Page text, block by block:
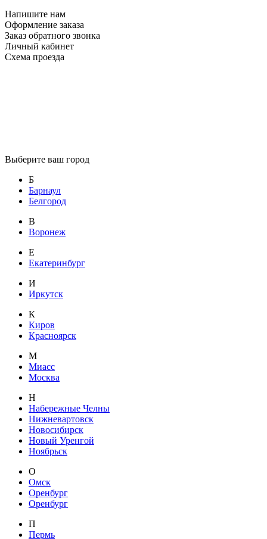
Напишите нам
Оформление заказа
Заказ обратного звонка
Личный кабинет
Схема проезда
Выберите ваш город
Б
Барнаул
Белгород
В
Воронеж
Е
Екатеринбург
И
Иркутск
К
Киров
Красноярск
М
Миасс
Москва
Н
Набережные Челны
Нижневартовск
Новосибирск
Новый Уренгой
Ноябрьск
О
Омск
Оренбург
Оренбург
П
Пермь